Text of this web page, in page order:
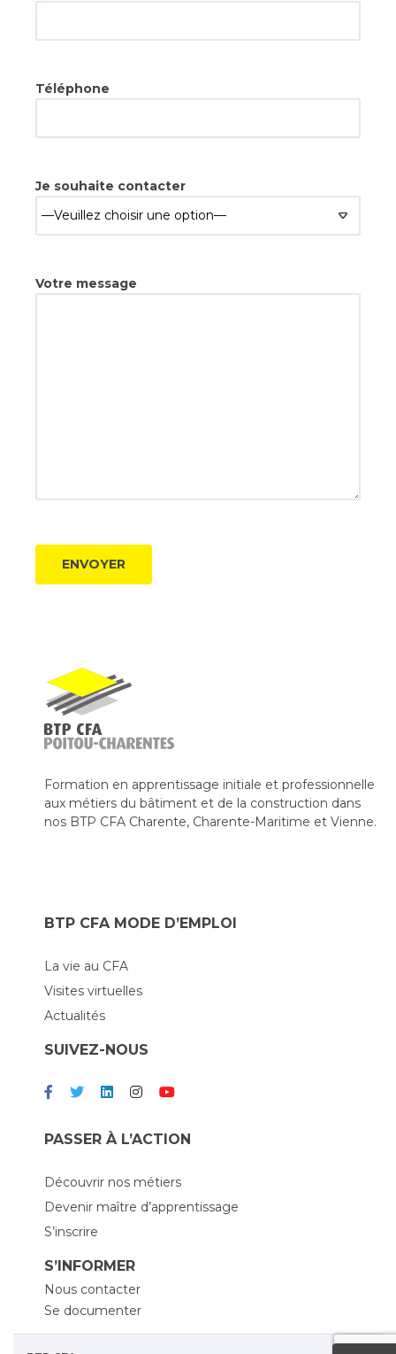
Téléphone
Je souhaite contacter
Votre message
Formation en apprentissage initiale et professionnelle
aux métiers du bâtiment et de la construction dans
nos BTP CFA Charente, Charente-Maritime et Vienne.
BTP CFA MODE D’EMPLOI
La vie au CFA
Visites virtuelles
Actualités
SUIVEZ-NOUS
PASSER À L’ACTION
Découvrir nos métiers
Devenir maître d’apprentissage
S’inscrire
S’INFORMER
Nous contacter
Se documenter